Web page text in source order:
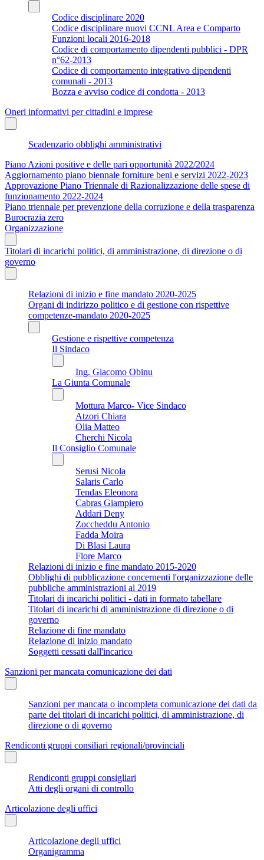
Codice disciplinare 2020
Codice disciplinare nuovi CCNL Area e Comparto
Funzioni locali 2016-2018
Codice di comportamento dipendenti pubblici - DPR
n°62-2013
Codice di comportamento integrativo dipendenti
comunali - 2013
Bozza e avviso codice di condotta - 2013
Oneri informativi per cittadini e imprese
Scadenzario obblighi amministrativi
Piano Azioni positive e delle pari opportunità 2022/2024
Aggiornamento piano biennale forniture beni e servizi 2022-2023
Approvazione Piano Triennale di Razionalizzazione delle spese di
funzionamento 2022-2024
Piano triennale per prevenzione della corruzione e della trasparenza
Burocrazia zero
Organizzazione
Titolari di incarichi politici, di amministrazione, di direzione o di
governo
Relazioni di inizio e fine mandato 2020-2025
Organi di indirizzo politico e di gestione con rispettive
competenze-mandato 2020-2025
Gestione e rispettive competenza
Il Sindaco
Ing. Giacomo Obinu
La Giunta Comunale
Mottura Marco- Vice Sindaco
Atzori Chiara
Olia Matteo
Cherchi Nicola
Il Consiglio Comunale
Serusi Nicola
Salaris Carlo
Tendas Eleonora
Cabras Giampiero
Addari Deny
Zoccheddu Antonio
Fadda Moira
Di Blasi Laura
Flore Marco
Relazioni di inizio e fine mandato 2015-2020
Obblighi di pubblicazione concernenti l'organizzazione delle
pubbliche amministrazioni al 2019
Titolari di incarichi politici - dati in formato tabellare
Titolari di incarichi di amministrazione di direzione o di
governo
Relazione di fine mandato
Relazione di inizio mandato
Soggetti cessati dall'incarico
Sanzioni per mancata comunicazione dei dati
Sanzioni per mancata o incompleta comunicazione dei dati da
parte dei titolari di incarichi politici, di amministrazione, di
direzione o di governo
Rendiconti gruppi consiliari regionali/provinciali
Rendiconti gruppi consigliari
Atti degli organi di controllo
Articolazione degli uffici
Articolazione degli uffici
Organigramma